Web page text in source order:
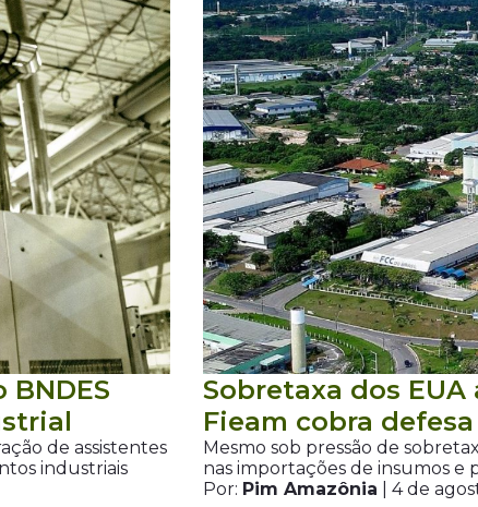
de assistentes
industriais
Sobretaxa dos
Fieam cobra
Mesmo sob pressão de
nas importações de insumos
Por: Pim Amazônia | 4 de